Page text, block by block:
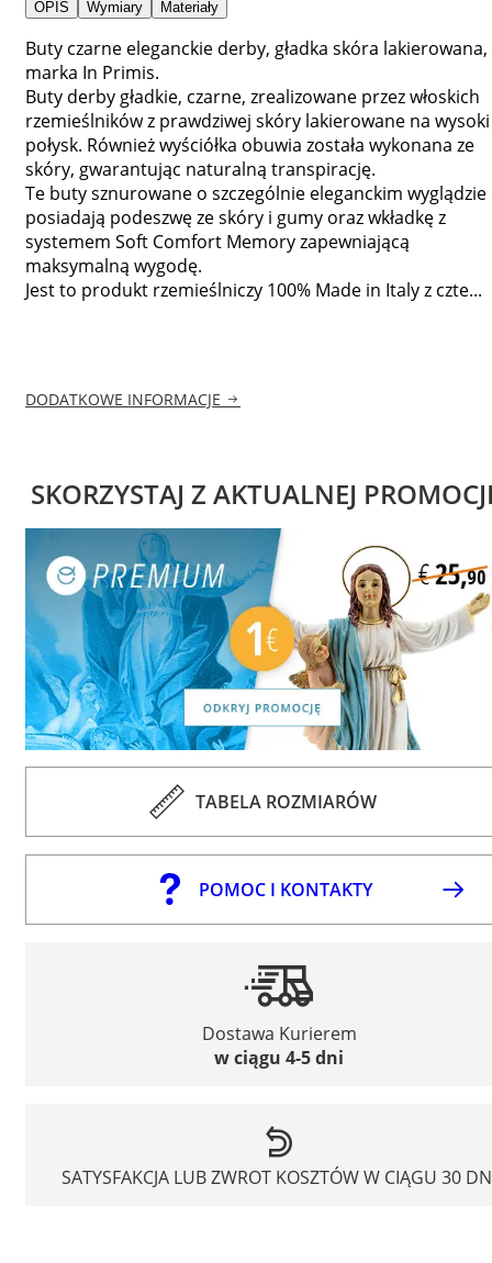
OPIS Wymiary Materiały
Buty czarne eleganckie derby, gładka skóra lakierowana,
marka In Primis.
Buty derby gładkie, czarne, zrealizowane przez włoskich
rzemieślników z prawdziwej skóry lakierowane na wysoki
połysk. Również wyściółka obuwia została wykonana ze
skóry, gwarantując naturalną transpirację.
Te buty sznurowane o szczególnie eleganckim wyglądzie
posiadają podeszwę ze skóry i gumy oraz wkładkę z
systemem Soft Comfort Memory zapewniającą
maksymalną wygodę.
Jest to produkt rzemieślniczy 100% Made in Italy z czte...
DODATKOWE INFORMACJE
SKORZYSTAJ Z AKTUALNEJ
TABELA ROZMIARÓW
POMOC I KONTAKTY
Dostawa Kurierem
w ciągu 4-5 dni
SATYSFAKCJA LUB ZWROT KOSZTÓW W CIĄGU 30